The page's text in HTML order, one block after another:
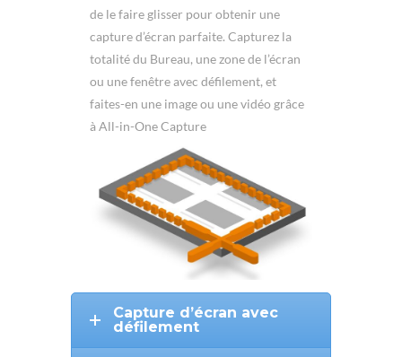
de le faire glisser pour obtenir une
capture d’écran parfaite. Capturez la
totalité du Bureau, une zone de l’écran
ou une fenêtre avec défilement, et
faites-en une image ou une vidéo grâce
à All-in-One Capture
Capture d’écran avec
défilement